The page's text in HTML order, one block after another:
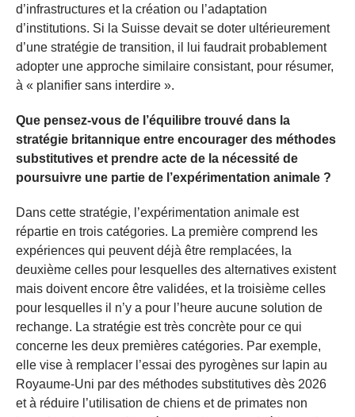
d’infrastructures et la création ou l’adaptation
d’institutions. Si la Suisse devait se doter ultérieurement
d’une stratégie de transition, il lui faudrait probablement
adopter une approche similaire consistant, pour résumer,
à « planifier sans interdire ».
Que pensez-vous de l’équilibre trouvé dans la
stratégie britannique entre encourager des méthodes
substitutives et prendre acte de la nécessité de
poursuivre une partie de l’expérimentation animale ?
Dans cette stratégie, l’expérimentation animale est
répartie en trois catégories. La première comprend les
expériences qui peuvent déjà être remplacées, la
deuxième celles pour lesquelles des alternatives existent
mais doivent encore être validées, et la troisième celles
pour lesquelles il n’y a pour l’heure aucune solution de
rechange. La stratégie est très concrète pour ce qui
concerne les deux premières catégories. Par exemple,
elle vise à remplacer l’essai des pyrogènes sur lapin au
Royaume-Uni par des méthodes substitutives dès 2026
et à réduire l’utilisation de chiens et de primates non